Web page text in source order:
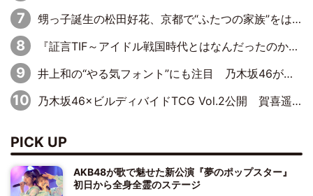
甥っ子誕生の松田好花、京都で“ふたつの家族”をはしご！ “母”黒谷友香に見送られ、“父”松岡昌宏とはハシゴ酒
『証言TIF～アイドル戦国時代とはなんだったのか～』第10回：さくら学院・武藤彩未×飯田らうら「正直、中3で辞めるというのを信じてなくて。そう言われてはいたけど、嘘でしょって」
井上和の“やる気フォント”にも注目 乃木坂46が挑んだ書道パフォーマンスの舞台裏
乃木坂46×ビルディバイドTCG Vol.2公開 賀喜遥香＆田村真佑が『京まふ』ステージに登壇
PICK UP
AKB48が歌で魅せた新公演『夢のポップスター』
初日から全身全霊のステージ